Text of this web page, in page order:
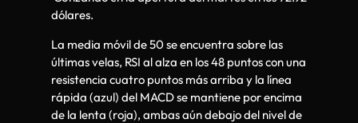
dólares.
La media móvil de 50 se encuentra sobre las
últimas velas, RSI al alza en los 48 puntos con una
resistencia cuatro puntos más arriba y la línea
rápida (azul) del MACD se mantiene por encima
de la lenta (roja), ambas aún debajo del nivel de